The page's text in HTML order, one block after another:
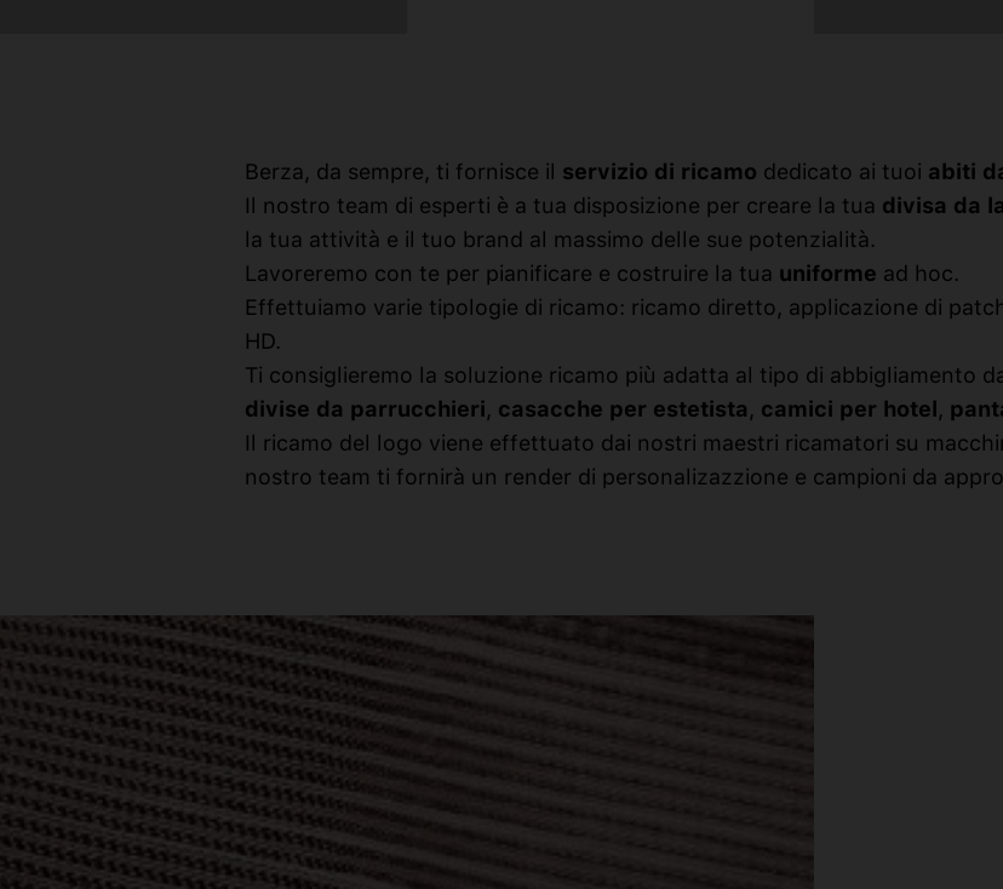
Berza, da sempre, ti fornisce il servizio di ricamo dedicato ai tuoi abiti
Il nostro team di esperti è a tua disposizione per creare la tua divisa da
la tua attività e il tuo brand al massimo delle sue potenzialità.
Lavoreremo con te per pianificare e costruire la tua uniforme ad hoc.
Effettuiamo varie tipologie di ricamo: ricamo diretto, applicazione di
HD.
Ti consiglieremo la soluzione ricamo più adatta al tipo di abbigliamento
divise da parrucchieri, casacche per estetista, camici per hotel,
Il ricamo del logo viene effettuato dai nostri maestri ricamatori su
nostro team ti fornirà un render di personalizazzione e campioni da